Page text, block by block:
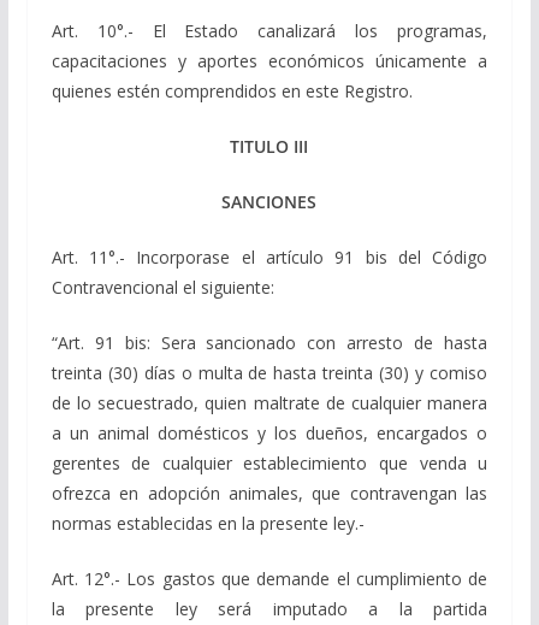
Art. 10°.- El Estado canalizará los programas,
capacitaciones y aportes económicos únicamente a
quienes estén comprendidos en este Registro.
TITULO III
SANCIONES
Art. 11°.- Incorporase el artículo 91 bis del Código
Contravencional el siguiente:
“Art. 91 bis: Sera sancionado con arresto de hasta
treinta (30) días o multa de hasta treinta (30) y comiso
de lo secuestrado, quien maltrate de cualquier manera
a un animal domésticos y los dueños, encargados o
gerentes de cualquier establecimiento que venda u
ofrezca en adopción animales, que contravengan las
normas establecidas en la presente ley.-
Art. 12°.- Los gastos que demande el cumplimiento de
la presente ley será imputado a la partida